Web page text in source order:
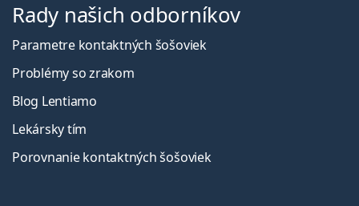
Rady našich odborníkov
Parametre kontaktných šošoviek
Problémy so zrakom
Blog Lentiamo
Lekársky tím
Porovnanie kontaktných šošoviek